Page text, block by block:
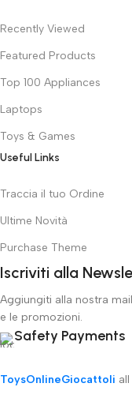
Recently Viewed
Featured Products
Top 100 Appliances
Laptops
Toys & Games
Useful Links
Traccia il tuo Ordine
Ultime Novità
Purchase Theme
Iscriviti alla
Aggiungiti alla nostra
e le promozioni.
Safety Payments
ToysOnlineGiocattoli